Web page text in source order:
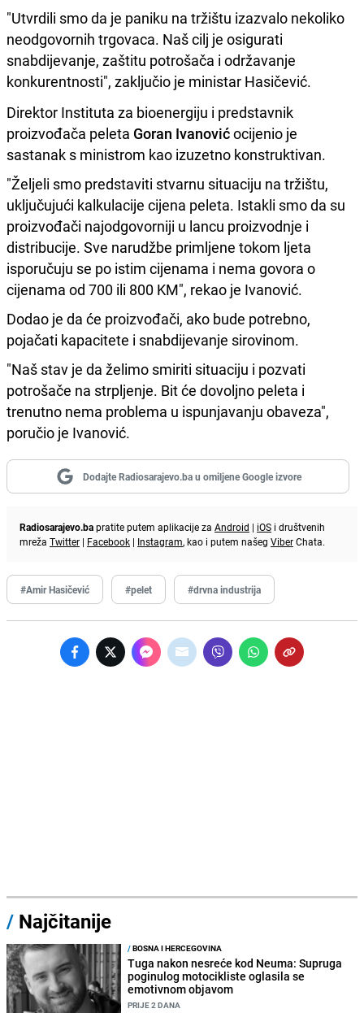
"Utvrdili smo da je paniku na tržištu izazvalo nekoliko
neodgovornih trgovaca. Naš cilj je osigurati
snabdijevanje, zaštitu potrošača i održavanje
konkurentnosti", zaključio je ministar Hasičević.
Direktor Instituta za bioenergiju i predstavnik
proizvođača peleta Goran Ivanovićocijenio je
sastanak s ministrom kao izuzetno konstruktivan.
"Željeli smo predstaviti stvarnu situaciju na tržištu,
uključujući kalkulacije cijena peleta. Istakli smo da su
proizvođači najodgovorniji u lancu proizvodnje i
distribucije. Sve narudžbe primljene tokom ljeta
isporučuju se po istim cijenama i nema govora o
cijenama od 700 ili 800 KM", rekao je Ivanović.
Dodao je da će proizvođači, ako bude potrebno,
pojačati kapacitete i snabdijevanje sirovinom.
"Naš stav je da želimo smiriti situaciju i pozvati
potrošače na strpljenje. Bit će dovoljno peleta i
trenutno nema problema u ispunjavanju obaveza",
poručio je Ivanović.
Dodajte Radiosarajevo.ba u omiljene Google izvore
Radiosarajevo.bapratite putem aplikacije za Android | iOS i društvenih
mreža Twitter | Facebook | Instagram, kao i putem našeg ViberChata.
#Amir Hasičević #pelet #drvna industrija
/ Najčitanije
/BOSNA I HERCEGOVINA
Tuga nakon nesreće kod Neuma: Supruga
poginulog motocikliste oglasila se
emotivnom objavom
PRIJE 2 DANA